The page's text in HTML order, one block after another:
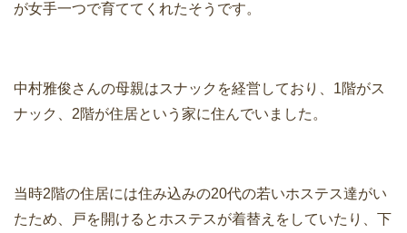
が女手一つで育ててくれたそうです。
中村雅俊さんの母親はスナックを経営しており、1階がス
ナック、2階が住居という家に住んでいました。
当時2階の住居には住み込みの20代の若いホステス達がい
たため、戸を開けるとホステスが着替えをしていたり、下